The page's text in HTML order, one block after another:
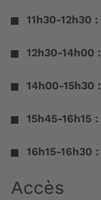
11h30-12h30 :
12h30-14h00 :
14h00-15h30 :
15h45-16h15 :
16h15-16h30 :
Accès